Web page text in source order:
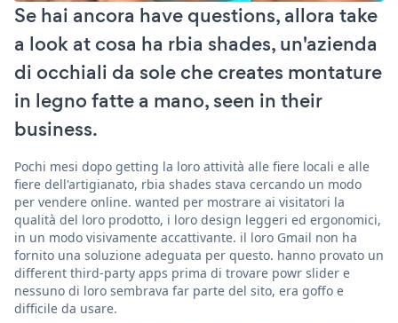
Se hai ancora have questions, allora take
a look at cosa ha rbia shades, un'azienda
di occhiali da sole che creates montature
in legno fatte a mano, seen in their
business.
Pochi mesi dopo getting la loro attività alle fiere locali e alle
fiere dell'artigianato, rbia shades stava cercando un modo
per vendere online. wanted per mostrare ai visitatori la
qualità del loro prodotto, i loro design leggeri ed ergonomici,
in un modo visivamente accattivante. il loro Gmail non ha
fornito una soluzione adeguata per questo. hanno provato un
different third-party apps prima di trovare powr slider e
nessuno di loro sembrava far parte del sito, era goffo e
difficile da usare.